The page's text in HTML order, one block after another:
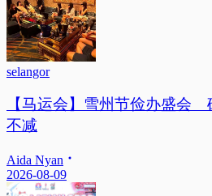
selangor
【马运会】雪州节俭办盛会
不减
Aida Nyan
2026-08-09